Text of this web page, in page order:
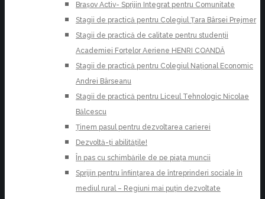
Brașov Activ- Sprijin Integrat pentru Comunitate
Stagii de practică pentru Colegiul Țara Bârsei Prejmer
Stagii de practică de calitate pentru studenții
Academiei Forțelor Aeriene HENRI COANDĂ
Stagii de practică pentru Colegiul Național Economic
Andrei Bârseanu
Stagii de practică pentru Liceul Tehnologic Nicolae
Bălcescu
Ținem pasul pentru dezvoltarea carierei
Dezvoltă-ți abilitățile!
În pas cu schimbările de pe piața muncii
Sprijin pentru înființarea de întreprinderi sociale în
mediul rural – Regiuni mai puțin dezvoltate